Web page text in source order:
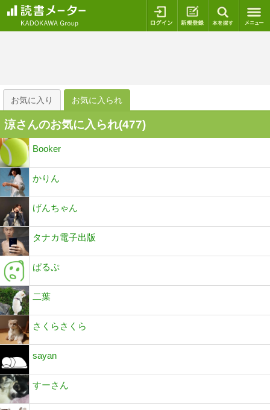
ログイン 新規登録
お気に入り お気に入られ
涼さんのお気に入られ(477)
Booker
かりん
げんちゃん
タナカ電子出版
ぱるぷ
二葉
さくらさくら
sayan
すーさん